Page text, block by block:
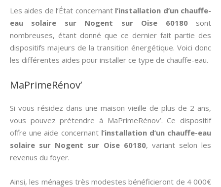
Les aides de l’État concernant l’installation d’un chauffe-
eau solaire sur Nogent sur Oise 60180sont
nombreuses, étant donné que ce dernier fait partie des
dispositifs majeurs de la transition énergétique. Voici donc
les différentes aides pour installer ce type de chauffe-eau.
MaPrimeRénov’
Si vous résidez dans une maison vieille de plus de 2 ans,
vous pouvez prétendre à MaPrimeRénov’. Ce dispositif
offre une aide concernant l’installation d’un chauffe-eau
solaire sur Nogent sur Oise 60180, variant selon les
revenus du foyer.
Ainsi, les ménages très modestes bénéficieront de 4 000€